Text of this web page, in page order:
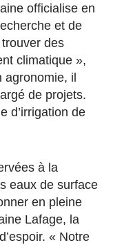
officialise en
et de
trouver des
climatique »,
agronomie, il
de projets.
d’irrigation de
à la
eaux de surface
en pleine
Lafage, la
« Notre